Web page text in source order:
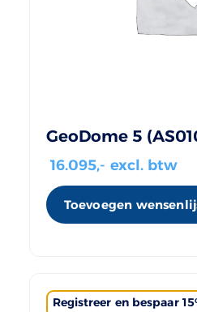
GeoDome 5
16.095,- excl. btw
Toevoegen
Registreer en bespaar